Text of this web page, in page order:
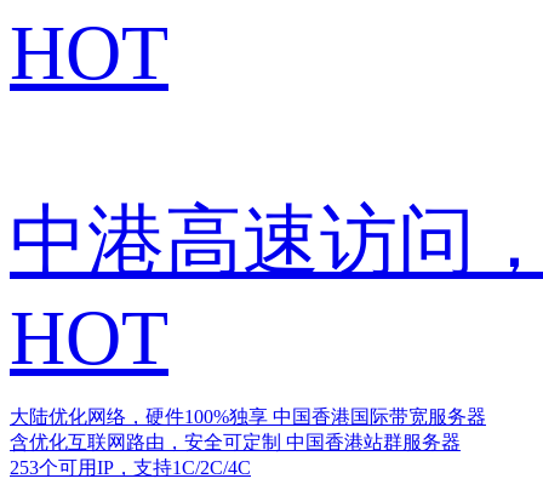
HOT
中港高速访问
HOT
大陆优化网络，硬件100%独享 中国香港国际带宽服务器
含优化互联网路由，安全可定制 中国香港站群服务器
253个可用IP，支持1C/2C/4C